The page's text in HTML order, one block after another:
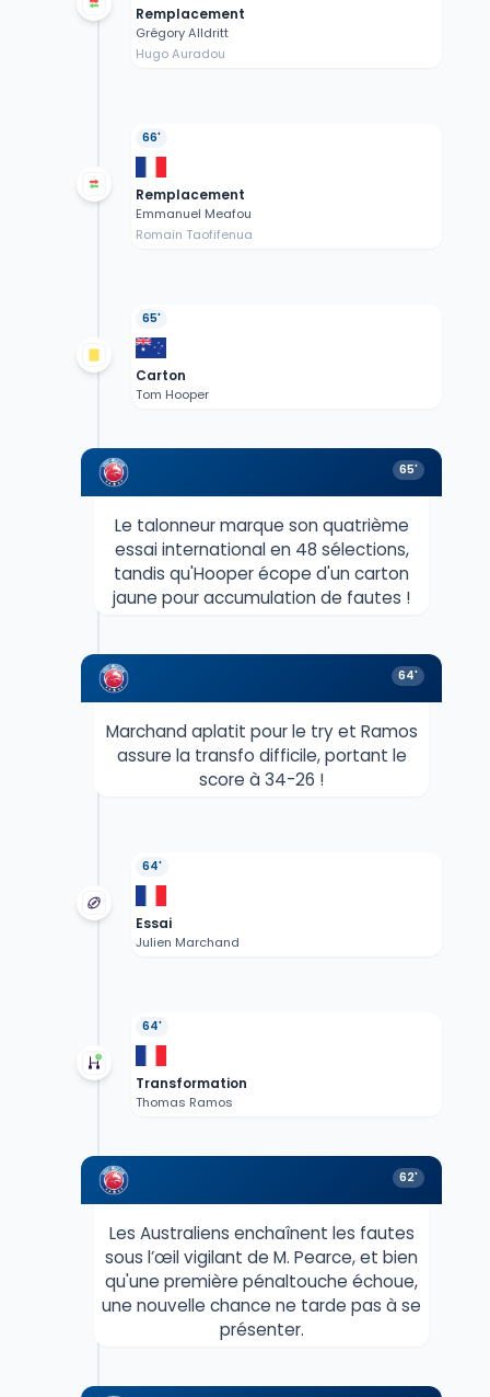
Remplacement
Grégory Alldritt
Hugo Auradou
66'
Remplacement
Emmanuel Meafou
Romain Taofifenua
65'
Carton
Tom Hooper
65'
Le talonneur marque son quatrième
essai international en 48 sélections,
tandis qu'Hooper écope d'un carton
jaune pour accumulation de fautes !
64'
Marchand aplatit pour le try et Ramos
assure la transfo difficile, portant le
score à 34-26 !
64'
Essai
Julien Marchand
64'
Transformation
Thomas Ramos
62'
Les Australiens enchaînent les fautes
sous l’œil vigilant de M. Pearce, et bien
qu'une première pénaltouche échoue,
une nouvelle chance ne tarde pas à se
présenter.